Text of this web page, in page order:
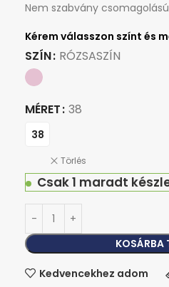
Nem szabvány
SZÍN RÓZSASZÍN
MÉRET 38
38
Törlés
Csak 1 maradt
KOSÁRBA
Kedvencekhez adom